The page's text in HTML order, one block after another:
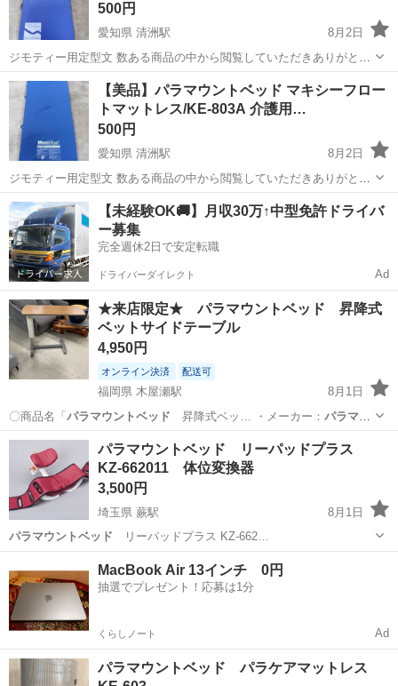
500円
愛知県 清洲駅
8月2日
ジモティー用定型文 数ある商品の中から閲覧していただきありがとう
ございます。 状態:中古品ですが、比較的綺麗なお品物となります ご
不明点やご質問等ございましたら お気軽にコメントお待ちしておりま
す。 ※現金対応...
愛知 清須市 清洲駅 パラマウントベッド
【美品】パラマウントベッド マキシーフロー
トマットレス/KE-803A 介護用…
500円
愛知県 清洲駅
8月2日
ジモティー用定型文 数ある商品の中から閲覧していただきありがとう
ございます。 サイズ:縦190cm 厚さ14cm 横84cm 状態:中古品です
が、比較的綺麗なお品物となります。 ご不明点やご質問等ございまし
たら...
愛知 清須市 清洲駅 寝具
【未経験OK🚚】月収30万↑中型免許ドライバ
ー募集
完全週休2日で安定転職
ドライバーダイレクト Ad
★来店限定★ パラマウントベッド 昇降式
ベットサイドテーブル
4,950円
オンライン決済 配送可
福岡県 木屋瀬駅
8月1日
〇商品名「パラマウントベッド 昇降式ベッ… ・メーカー： パラマウ
ントベッド・製造：…
福岡 北九州市 木屋瀬駅 オフィス用家具
サイドテーブル
パラマウントベッド リーパッドプラス
KZ-662011 体位変換器
3,500円
埼玉県 蕨駅
8月1日
パラマウントベッド リーパッドプラス KZ-662…
パラマウントベッド
MacBook Air 13インチ 0円
抽選でプレゼント！応募は1分
くらしノート Ad
パラマウントベッド パラケアマットレス